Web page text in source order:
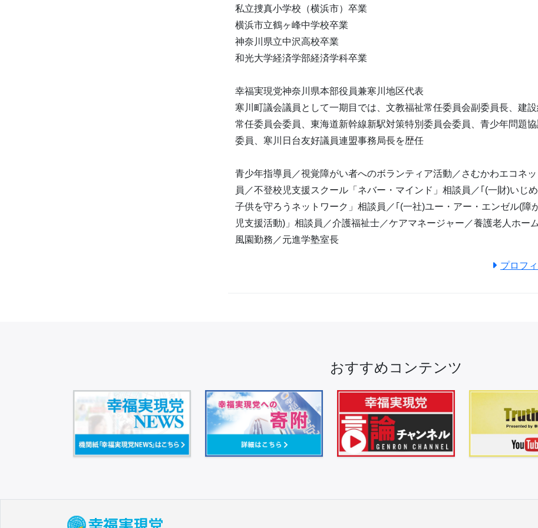
私立捜真小学校（横浜市）卒業
横浜市立鶴ヶ峰中学校卒業
神奈川県立中沢高校卒業
和光大学経済学部経済学科卒業
幸福実現党神奈川県本部役員兼寒川地区代表
寒川町議会議員として一期目では、文教福祉常任委員会副委員長、建
常任委員会委員、東海道新幹線新駅対策特別委員会委員、青少年問題
委員、寒川日台友好議員連盟事務局長を歴任
青少年指導員／視覚障がい者へのボランティア活動／さむかわエコネ
員／不登校児支援スクール「ネバー・マインド」相談員／｢(一財)いじ
子供を守ろうネットワーク」相談員／｢(一社)ユー・アー・エンゼル(障
児支援活動)」相談員／介護福祉士／ケアマネージャー／養護老人ホー
風園勤務／元進学塾室長
プロフ
おすすめコンテンツ